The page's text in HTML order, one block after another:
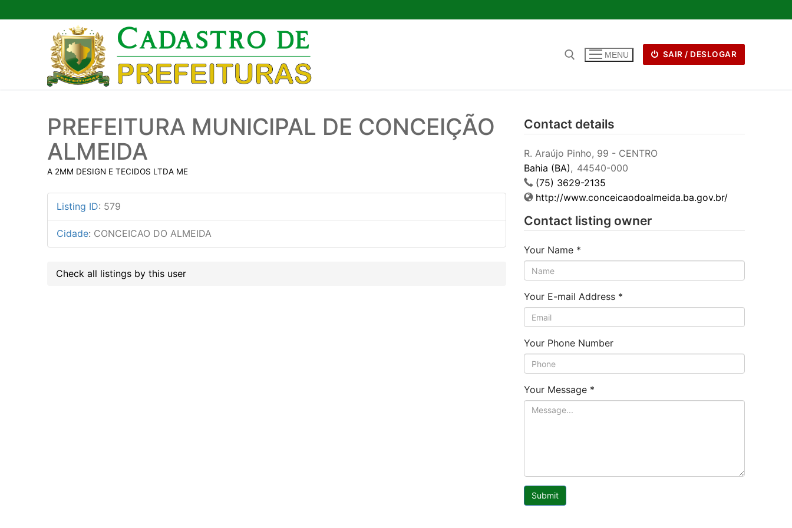
para
MENU SAIR / DESLOGAR
PREFEITURA MUNICIPAL DE CONCEIÇÃO
ALMEIDA
A 2MM DESIGN E TECIDOS LTDA ME
Listing ID: 579
Cidade: CONCEICAO DO ALMEIDA
Check all listings by this user
Contact details
R. Araújo Pinho, 99 - CENTRO
Bahia (BA), 44540-000
(75) 3629-2135
http://www.conceicaodoalmeida.ba.gov.br/
Contact listing owner
Your Name *
Your E-mail Address *
Your Phone Number
Your Message *
Submit